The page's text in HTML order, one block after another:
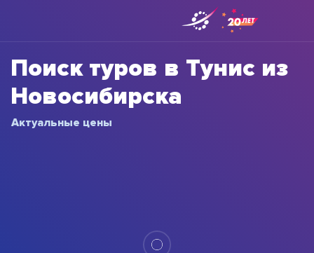
Поиск туров в Тунис из
Новосибирска
Актуальные цены